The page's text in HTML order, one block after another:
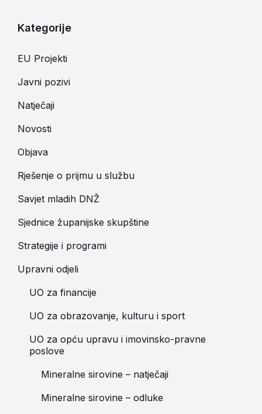
Kategorije
EU Projekti
Javni pozivi
Natječaji
Novosti
Objava
Rješenje o prijmu u službu
Savjet mladih DNŽ
Sjednice županijske skupštine
Strategije i programi
Upravni odjeli
UO za financije
UO za obrazovanje, kulturu i sport
UO za opću upravu i imovinsko-pravne
poslove
Mineralne sirovine – natječaji
Mineralne sirovine – odluke